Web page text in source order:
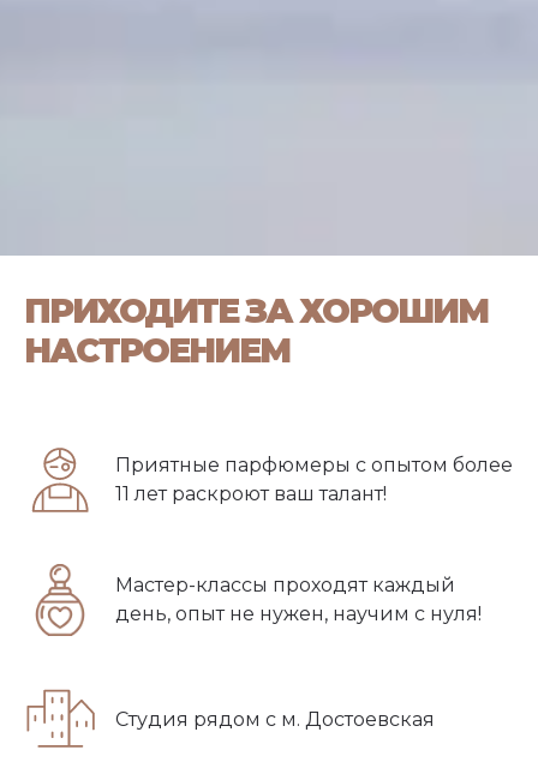
ПРИХОДИТЕ ЗА ХОРОШИМ
НАСТРОЕНИЕМ
Приятные парфюмеры с опытом более
11 лет раскроют ваш талант!
Мастер-классы проходят каждый
день, опыт не нужен, научим с нуля!
Студия рядом с м. Достоевская